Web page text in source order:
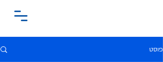
פוסט